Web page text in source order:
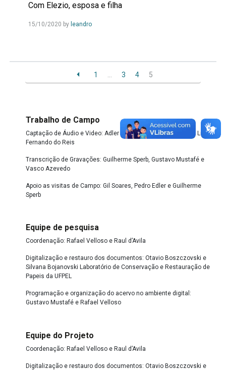
Com Elezio, esposa e filha
15/10/2020 by leandroLeia
1 3 4 5
Trabalho de Campo
Captação de Áudio e Video: Adler Maciel, Francisco Franco e Luiz
Fernando do Reis
Transcrição de Gravações: Guilherme Sperb, Gustavo Mustafé e
Vasco Azevedo
Apoio as visitas de Campo: Gil Soares, Pedro Edler e Guilherme
Sperb
Equipe de pesquisa
Coordenação: Rafael Velloso e Raul d’Avila
Digitalização e restauro dos documentos: Otavio Boszczovski e
Silvana Bojanovski Laboratório de Conservação e Restauração de
Papeis da UFPEL
Programação e organização do acervo no ambiente digital:
Gustavo Mustafé e Rafael Velloso
Equipe do Projeto
Coordenação: Rafael Velloso e Raul d’Avila
Digitalização e restauro dos documentos: Otavio Boszczovski e